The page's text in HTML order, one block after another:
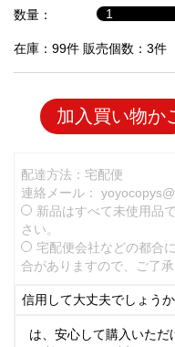
品
数量：
在庫：99件 販売個数：3件
加入買い物か
配達方法：宅配便
連絡メール：
新品はすべて未使用品
さい。
宅配便会社などの都合
合がありますので、ご了承
信用して大丈夫でしょうか
は、安心して購入いた